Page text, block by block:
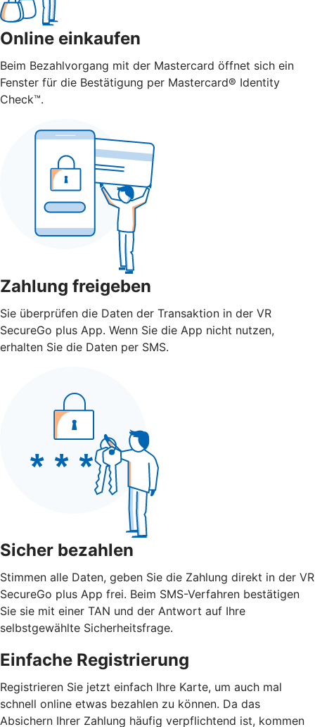
Online einkaufen
Beim Bezahlvorgang mit der Mastercard öffnet sich ein
Fenster für die Bestätigung per Mastercard® Identity
Check™.
Zahlung freigeben
Sie überprüfen die Daten der Transaktion in der VR
SecureGo plus App. Wenn Sie die App nicht nutzen,
erhalten Sie die Daten per SMS.
Sicher bezahlen
Stimmen alle Daten, geben Sie die Zahlung direkt in der VR
SecureGo plus App frei. Beim SMS-Verfahren bestätigen
Sie sie mit einer TAN und der Antwort auf Ihre
selbstgewählte Sicherheitsfrage.
Einfache Registrierung
Registrieren Sie jetzt einfach Ihre Karte, um auch mal
schnell online etwas bezahlen zu können. Da das
Absichern Ihrer Zahlung häufig verpflichtend ist, kommen